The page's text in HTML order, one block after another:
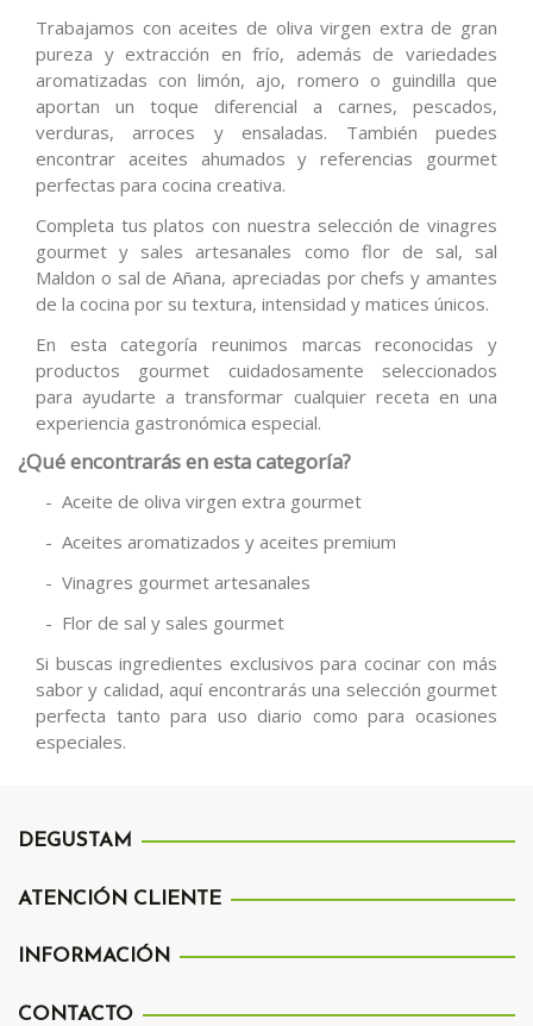
Trabajamos con aceites de oliva virgen extra de gran
pureza y extracción en frío, además de variedades
aromatizadas con limón, ajo, romero o guindilla que
aportan un toque diferencial a carnes, pescados,
verduras, arroces y ensaladas. También puedes
encontrar aceites ahumados y referencias gourmet
perfectas para cocina creativa.
Completa tus platos con nuestra selección de vinagres
gourmet y sales artesanales como flor de sal, sal
Maldon o sal de Añana, apreciadas por chefs y amantes
de la cocina por su textura, intensidad y matices únicos.
En esta categoría reunimos marcas reconocidas y
productos gourmet cuidadosamente seleccionados
para ayudarte a transformar cualquier receta en una
experiencia gastronómica especial.
¿Qué encontrarás en esta categoría?
- Aceite de oliva virgen extra gourmet
- Aceites aromatizados y aceites premium
- Vinagres gourmet artesanales
- Flor de sal y sales gourmet
Si buscas ingredientes exclusivos para cocinar con más
sabor y calidad, aquí encontrarás una selección gourmet
perfecta tanto para uso diario como para ocasiones
especiales.
DEGUSTAM
ATENCIÓN CLIENTE
INFORMACIÓN
CONTACTO